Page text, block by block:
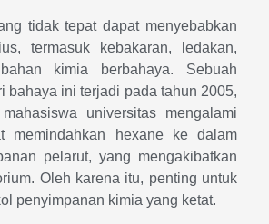
tidak tepat dapat menyebabkan
termasuk kebakaran, ledakan,
kimia berbahaya. Sebuah
bahaya ini terjadi pada tahun 2005,
universitas mengalami
memindahkan hexane ke dalam
pelarut, yang mengakibatkan
Oleh karena itu, penting untuk
penyimpanan kimia yang ketat.